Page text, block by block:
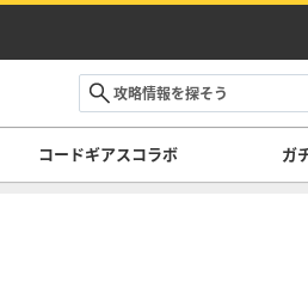
コードギアスコラボ ガ